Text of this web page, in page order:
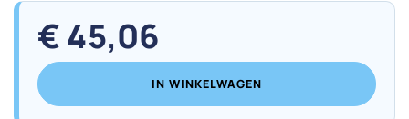
€45,06
IN WINKELWAGEN